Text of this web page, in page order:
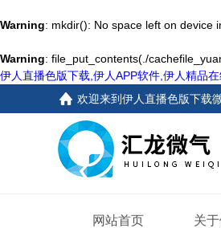
Warning: mkdir(): No space left on device
Warning: file_put_contents(./
伊人直播色版下载,伊人APP软件,伊人精品
欢迎来到伊人直播色版下载
网站首页 关